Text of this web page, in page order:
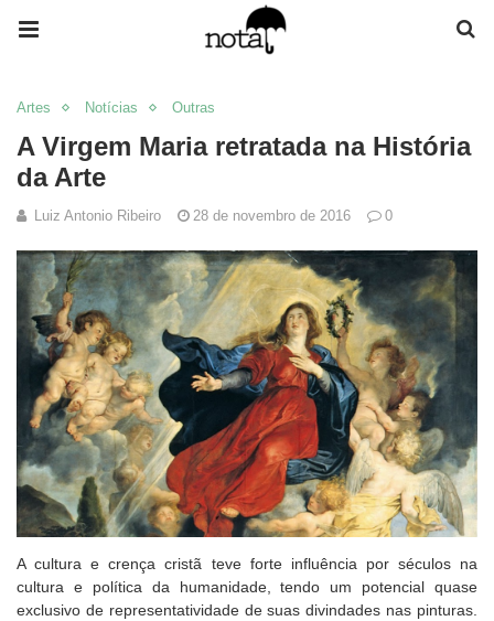
Artes Notícias Outras
A Virgem Maria retratada na História
da Arte
Luiz Antonio Ribeiro 28 de novembro de 2016 0
A cultura e crença cristã teve forte influência por séculos na
cultura e política da humanidade, tendo um potencial quase
exclusivo de representatividade de suas divindades nas pinturas.